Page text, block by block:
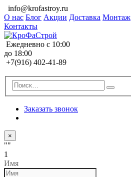
info@krofastroy.ru
О нас Блог Акции Доставка Монтаж
Контакты
Ежедневно с 10:00
до 18:00
+7(916) 402-41-89
Заказать звонок
×
""
1
Имя